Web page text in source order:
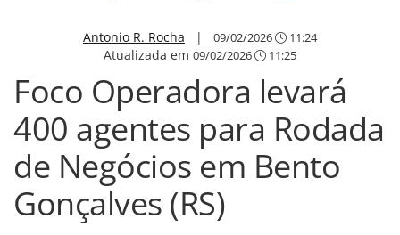
Antonio R. Rocha | 09/02/2026 11:24
Atualizada em 09/02/2026 11:25
Foco Operadora levará
400 agentes para Rodada
de Negócios em Bento
Gonçalves (RS)